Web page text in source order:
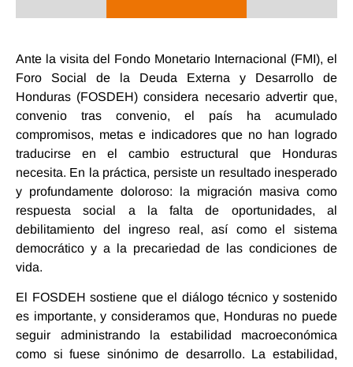
Ante la visita del Fondo Monetario Internacional (FMI), el
Foro Social de la Deuda Externa y Desarrollo de
Honduras (FOSDEH) considera necesario advertir que,
convenio tras convenio, el país ha acumulado
compromisos, metas e indicadores que no han logrado
traducirse en el cambio estructural que Honduras
necesita. En la práctica, persiste un resultado inesperado
y profundamente doloroso: la migración masiva como
respuesta social a la falta de oportunidades, al
debilitamiento del ingreso real, así como el sistema
democrático y a la precariedad de las condiciones de
vida.
El FOSDEH sostiene que el diálogo técnico y sostenido
es importante, y consideramos que, Honduras no puede
seguir administrando la estabilidad macroeconómica
como si fuese sinónimo de desarrollo. La estabilidad,